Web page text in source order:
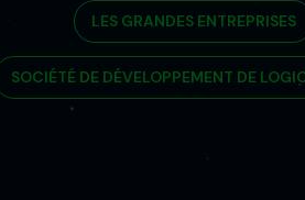
LES GRANDES ENTREPRISES
SOCIÉTÉ DE DÉVELOPPEMENT DE